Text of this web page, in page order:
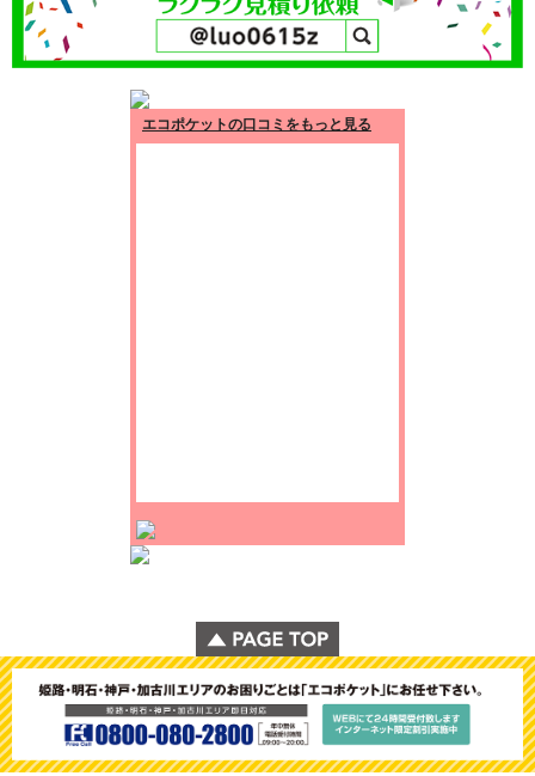
エコポケットの口コミをもっと見る